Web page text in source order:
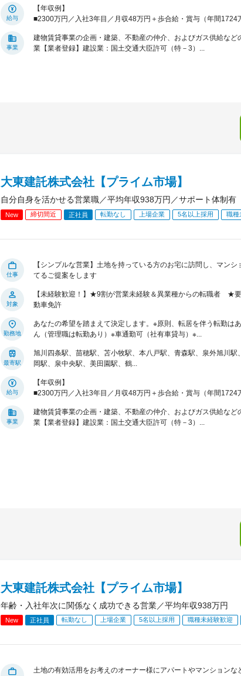
給与
【年収例】
■2300万円／入社3年目／月収48万円＋歩合給・賞与（年間1724
事業
建物賃貸事業の企画・建築、不動産の仲介、およびガス供給など
業【業者登録】建設業：国土交通大臣許可（特－3）...
大東建託株式会社【プライム市場】
自分自身を活かせる営業職／平均年収938万円／サポート体制有
New 締切間近 正社員 転勤なし 上場企業 5名以上採用 職種
仕事
【シンプルな営業】土地を持っている方のお宅に訪問し、マンシ
てるご提案をします
対象
【未経験歓迎！】★9割が営業未経験＆異業種からの転職者 ★
動車免許
勤務地
あなたの希望を踏まえて決定します。※原則、転居を伴う転勤は
ん（管理職は転勤あり）※車通勤可（社有車貸与）※...
最寄駅
旭川四条駅、苗穂駅、苫小牧駅、本八戸駅、青森駅、泉外旭川駅
岡駅、泉中央駅、美田園駅、鶴...
給与
【年収例】
■2300万円／入社3年目／月収48万円＋歩合給・賞与（年間1724
事業
建物賃貸事業の企画・建築、不動産の仲介、およびガス供給など
業【業者登録】建設業：国土交通大臣許可（特－3）...
大東建託株式会社【プライム市場】
年齢・入社年次に関係なく成功できる営業／平均年収938万円
New 正社員 転勤なし 上場企業 5名以上採用 職種未経験歓迎
土地の有効活用をお考えのオーナー様にアパートやマンションな